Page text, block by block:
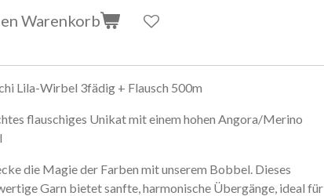
Warenkorb
Lila-Wirbel 3fädig + Flausch 500m
flauschiges Unikat mit einem hohen Angora/Merino
die Magie der Farben mit unserem Bobbel. Dieses
Garn bietet sanfte, harmonische Übergänge, ideal für